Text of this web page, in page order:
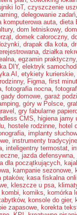
IoT, czyszczenie
, delegowanie zadań
komputerowa auta, dieta
, dom letniskowy,
, domek całoroczny,
, drapak dla kota,
, działka
, egzamin praktyczny
DIY, elektryk
AI , etykiety kurierskie,
, Figma, first
, fotografia nocna,
gady domowe, garaż
, góry w Polsce,
, gry fabularne
CMS, higiena jamy
, hostele rodzinne, hotel
, implanty
, instrumenty tradycyjne
, inteligentny termostat,
, jazda defensywna,
dla początkujących,
, kampanie sezonowe,
ptaków, kasa fiskalna
, kleszcze u psa,
kombi, komiks, komórka
, konsole do gier,
zapasowe, korekta